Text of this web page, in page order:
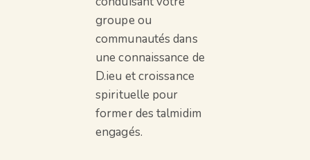
groupe ou
communautés dans
une connaissance de
D.ieu et croissance
spirituelle pour
former des talmidim
engagés.